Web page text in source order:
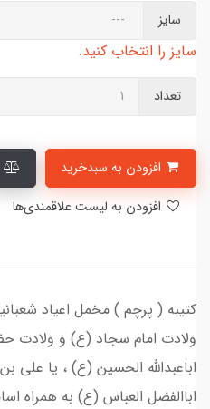
سایز
سایز را انتخاب کنید.
تعداد
کتیبه ( پرچم ) مخمل اعیاد
ولادت امام سجاد (ع) و ولادت
اباعبدالله الحسین (ع) ، یا علی
اباالفضل العباس (ع) به همراه